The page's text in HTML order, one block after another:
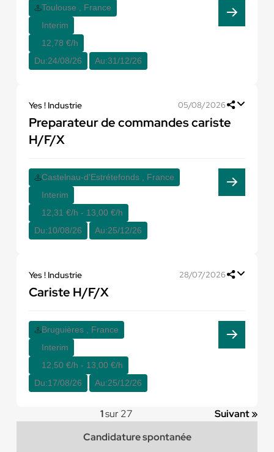
Toulouse , France
Interim
12,78 €/h
Du:24/08/26 Au:31/12/26
Yes ! Industrie 05/08/2026
Preparateur de commandes cariste
H/F/X
Castelnau-d'Estrétefonds , France
Interim
12,31 €/h - 13,00 €/h
Du:10/08/26 Au:25/12/26
Yes ! Industrie 28/07/2026
Cariste H/F/X
Bruguières , France
Interim
12,50 €/h - 13,00 €/h
Du:17/08/26 Au:25/12/26
1sur 27
Suivant »
Candidature spontanée